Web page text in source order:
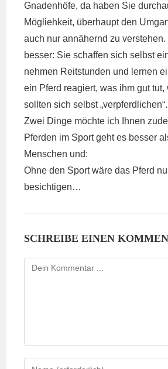
Gnadenhöfe, da haben Sie
Mögliehkeit, überhaupt den
auch nur annähernd zu verstehen.
besser: Sie schaffen sich selbst
nehmen Reitstunden und lernen
ein Pferd reagiert, was ihm gut tut,
sollten sich selbst „verpferdlichen“.
Zwei Dinge möchte ich Ihnen
Pferden im Sport geht es besser
Menschen und:
Ohne den Sport wäre das Pferd
besichtigen…
SCHREIBE EINEN
Kommentieren
Gib